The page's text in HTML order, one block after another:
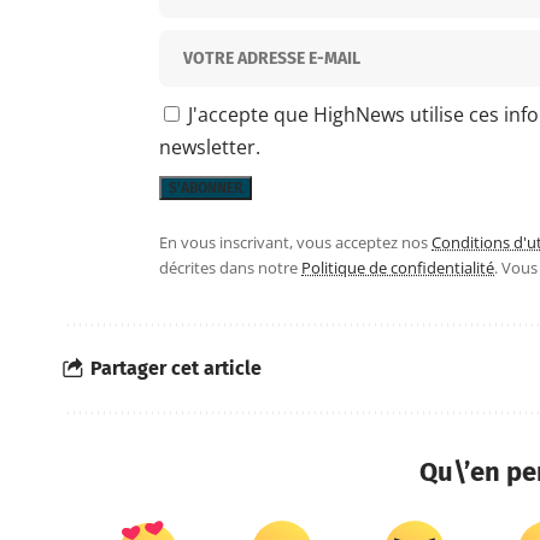
J'accepte que HighNews utilise ces
newsletter.
En vous inscrivant, vous acceptez nosConditions
décrites dans notre Politique de confidentialité.
Partager cet article
Qu\’en